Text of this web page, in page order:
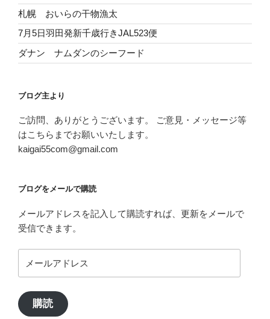
札幌 おいらの干物漁太
7月5日羽田発新千歳行きJAL523便
ダナン ナムダンのシーフード
ブログ主より
ご訪問、ありがとうございます。 ご意見・メッセージ等
はこちらまでお願いいたします。
kaigai55com@gmail.com
ブログをメールで購読
メールアドレスを記入して購読すれば、更新をメールで
受信できます。
ー
ア
ド
購読